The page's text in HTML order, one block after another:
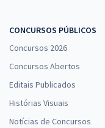
CONCURSOS PÚBLICOS
Concursos 2026
Concursos Abertos
Editais Publicados
Histórias Visuais
Notícias de Concursos